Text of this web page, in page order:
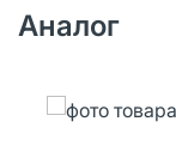
Аналог